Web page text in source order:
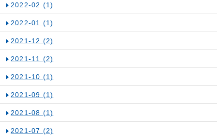
2022-02 (1)
2022-01 (1)
2021-12 (2)
2021-11 (2)
2021-10 (1)
2021-09 (1)
2021-08 (1)
2021-07 (2)